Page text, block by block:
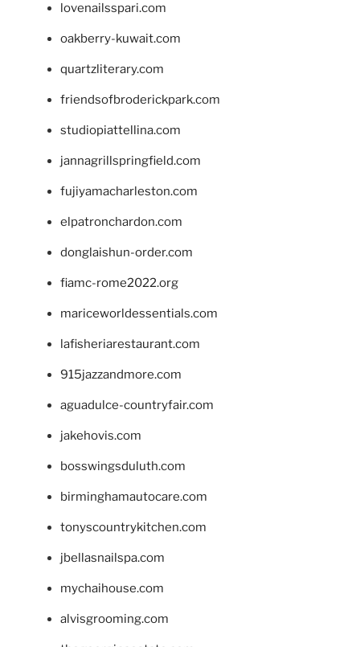
lovenailsspari.com
oakberry-kuwait.com
quartzliterary.com
friendsofbroderickpark.com
studiopiattellina.com
jannagrillspringfield.com
fujiyamacharleston.com
elpatronchardon.com
donglaishun-order.com
fiamc-rome2022.org
mariceworldessentials.com
lafisheriarestaurant.com
915jazzandmore.com
aguadulce-countryfair.com
jakehovis.com
bosswingsduluth.com
birminghamautocare.com
tonyscountrykitchen.com
jbellasnailspa.com
mychaihouse.com
alvisgrooming.com